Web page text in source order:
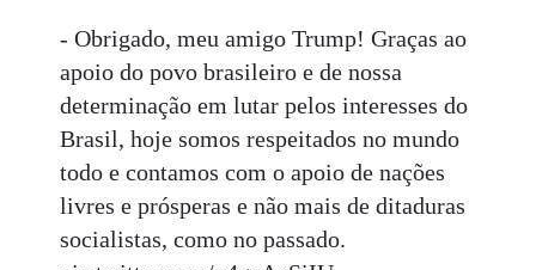
- Obrigado, meu amigo Trump! Graças ao
apoio do povo brasileiro e de nossa
determinação em lutar pelos interesses do
Brasil, hoje somos respeitados no mundo
todo e contamos com o apoio de nações
livres e prósperas e não mais de ditaduras
socialistas, como no passado.